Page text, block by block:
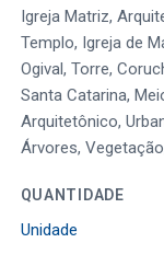
Igreja Matriz,
Templo, Igreja de
Ogival, Torre,
Santa Catarina,
Arquitetônico,
Árvores,
QUANTIDADE
Unidade